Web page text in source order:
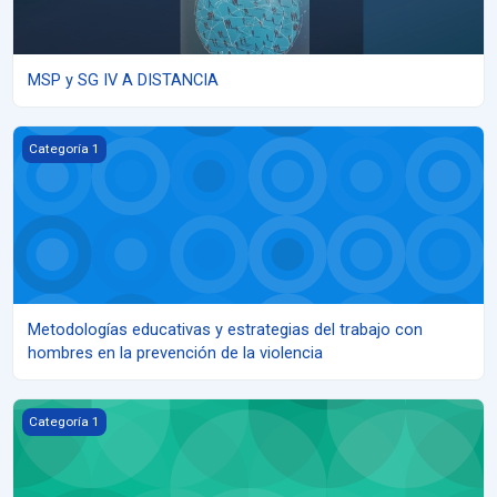
MSP y SG IV A DISTANCIA
Metodologías educativas y estrategias del trabajo con hombres
Categoría 1
Metodologías educativas y estrategias del trabajo con
hombres en la prevención de la violencia
SALUD AMBIENTAL
Categoría 1